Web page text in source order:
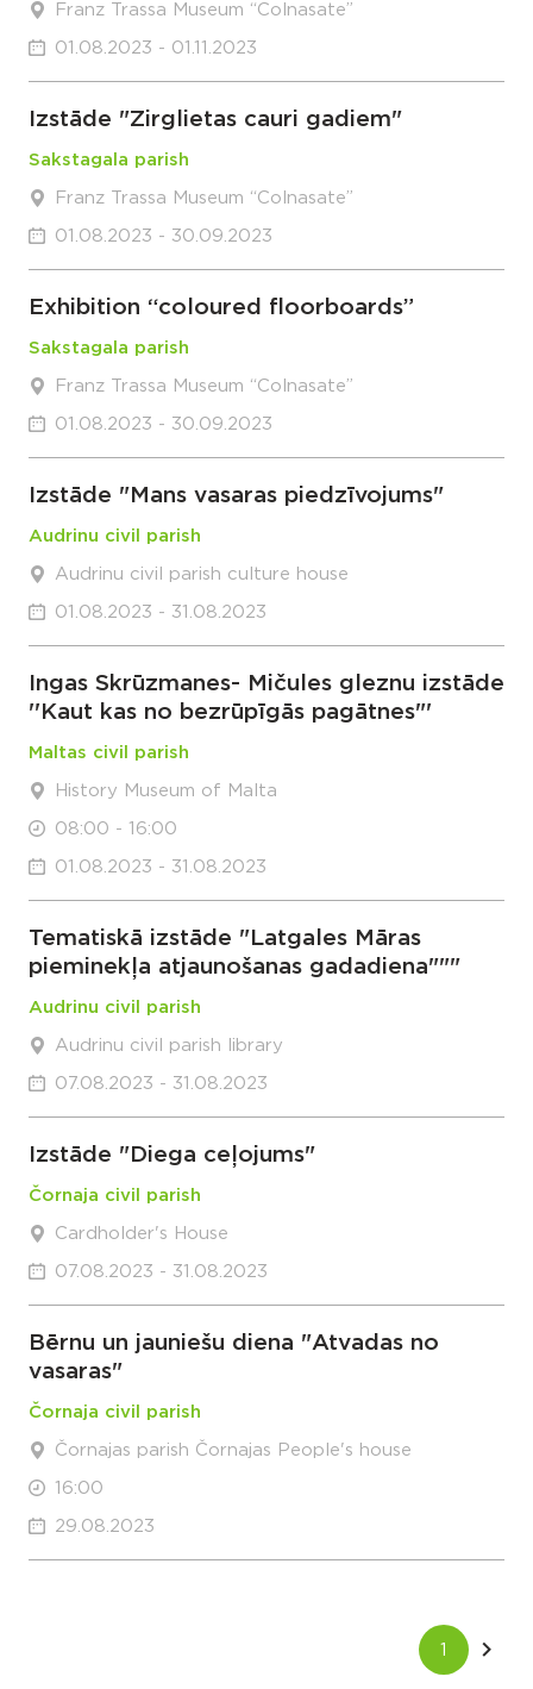
Franz Trassa Museum “Colnasate”
01.08.2023 - 01.11.2023
Izstāde "Zirglietas cauri gadiem"
Sakstagala parish
Franz Trassa Museum “Colnasate”
01.08.2023 - 30.09.2023
Exhibition “coloured floorboards”
Sakstagala parish
Franz Trassa Museum “Colnasate”
01.08.2023 - 30.09.2023
Izstāde "Mans vasaras piedzīvojums"
Audrinu civil parish
Audrinu civil parish culture house
01.08.2023 - 31.08.2023
Ingas Skrūzmanes- Mičules gleznu izstāde
''Kaut kas no bezrūpīgās pagātnes"'
Maltas civil parish
History Museum of Malta
08:00 - 16:00
01.08.2023 - 31.08.2023
Tematiskā izstāde "Latgales Māras
pieminekļa atjaunošanas gadadiena"""
Audrinu civil parish
Audrinu civil parish library
07.08.2023 - 31.08.2023
Izstāde "Diega ceļojums"
Čornaja civil parish
Cardholder's House
07.08.2023 - 31.08.2023
Bērnu un jauniešu diena "Atvadas no
vasaras"
Čornaja civil parish
Čornajas parish Čornajas People's house
16:00
29.08.2023